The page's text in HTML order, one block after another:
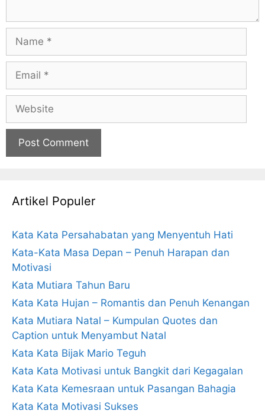
Artikel Populer
Kata Kata Persahabatan yang Menyentuh Hati
Kata-Kata Masa Depan – Penuh Harapan dan
Motivasi
Kata Mutiara Tahun Baru
Kata Kata Hujan – Romantis dan Penuh Kenangan
Kata Mutiara Natal – Kumpulan Quotes dan
Caption untuk Menyambut Natal
Kata Kata Bijak Mario Teguh
Kata Kata Motivasi untuk Bangkit dari Kegagalan
Kata Kata Kemesraan untuk Pasangan Bahagia
Kata Kata Motivasi Sukses